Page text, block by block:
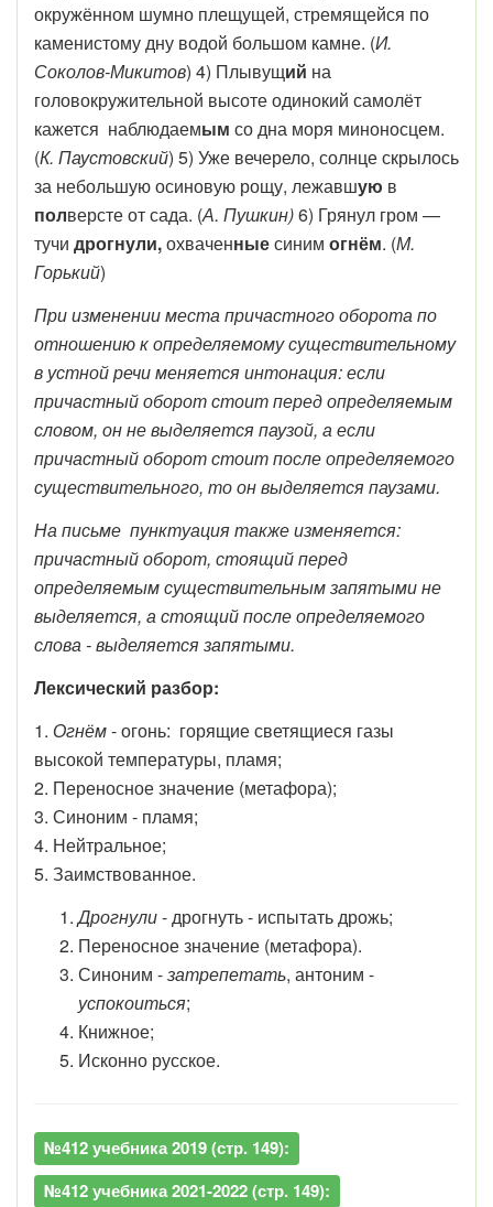
окружённом шумно плещущей, стремящейся по
каменистому дну водой большом камне. (И.
Соколов-Микитов) 4) Плывущий на
головокружительной высоте одинокий самолёт
кажется наблюдаемым со дна моря миноносцем.
(К. Паустовский) 5) Уже вечерело, солнце скрылось
за небольшую осиновую рощу, лежавшую в
полверсте от сада. (А. Пушкин)6) Грянул гром —
тучи дрогнули,охваченныесиним огнём. (М.
Горький)
При изменении места причастного оборота по
отношению к определяемому существительному
в устной речи меняется интонация: если
причастный оборот стоит перед определяемым
словом, он не выделяется паузой, а если
причастный оборот стоит после определяемого
существительного, то он выделяется паузами.
На письме пунктуация также изменяется:
причастный оборот, стоящий перед
определяемым существительным запятыми не
выделяется, а стоящий после определяемого
слова - выделяется запятыми.
Лексический разбор:
1. Огнём- огонь: горящие светящиеся газы
высокой температуры, пламя;
2. Переносное значение (метафора);
3. Синоним - пламя;
4. Нейтральное;
5. Заимствованное.
Дрогнули- дрогнуть - испытать дрожь;
Переносное значение (метафора).
Синоним -затрепетать, антоним -
успокоиться;
Книжное;
Исконно русское.
№412 учебника 2019 (стр. 149):
№412 учебника 2021-2022 (стр. 149):